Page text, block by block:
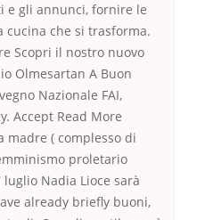
e gli annunci, fornire le
che si trasforma.
Scopri il nostro nuovo
Olmesartan A Buon
Nazionale FAI,
Accept Read More
madre ( complesso di
proletario
Nadia Lioce sarà
already briefly buoni,